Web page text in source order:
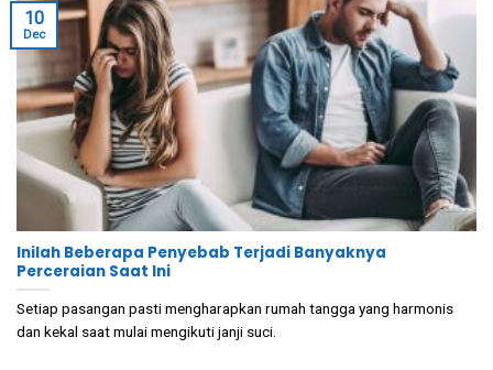
Inilah Beberapa Penyebab Terjadi Banyaknya
Perceraian Saat Ini
Setiap pasangan pasti mengharapkan rumah tangga yang harmonis
dan kekal saat mulai mengikuti janji suci.
10
Dec